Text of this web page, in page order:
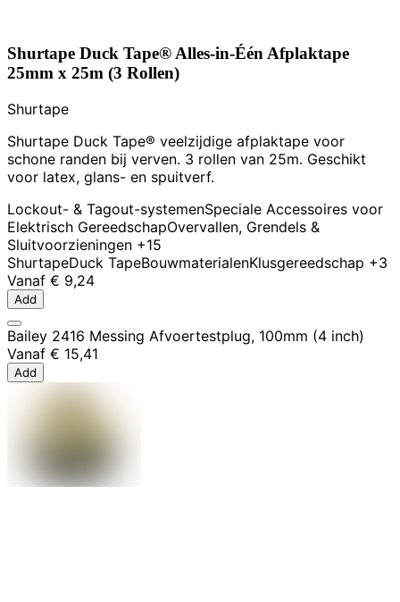
Shurtape Duck Tape® Alles-in-Één Afplaktape
25mm x 25m (3 Rollen)
Shurtape
Shurtape Duck Tape® veelzijdige afplaktape voor
schone randen bij verven. 3 rollen van 25m. Geschikt
voor latex, glans- en spuitverf.
Lockout- & Tagout-systemenSpeciale Accessoires voor
Elektrisch GereedschapOvervallen, Grendels &
Sluitvoorzieningen +15
ShurtapeDuck TapeBouwmaterialenKlusgereedschap +3
Vanaf € 9,24
Add
Bailey 2416 Messing Afvoertestplug, 100mm (4 inch)
Vanaf € 15,41
Add